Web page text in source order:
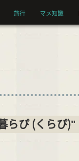
旅行 マメ知識
らぴ (くらぴ)"